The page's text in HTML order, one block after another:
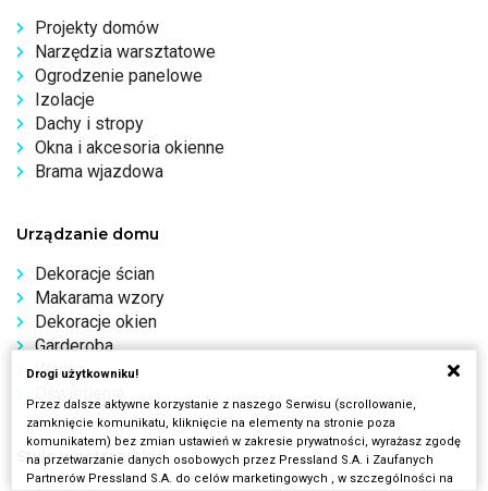
Projekty domów
Narzędzia warsztatowe
Ogrodzenie panelowe
Izolacje
Dachy i stropy
Okna i akcesoria okienne
Brama wjazdowa
Urządzanie domu
Dekoracje ścian
Makarama wzory
Dekoracje okien
Garderoba
Wanna
Style wnętrzarskie
Drogi użytkowniku!
Przez dalsze aktywne korzystanie z naszego Serwisu (scrollowanie,
zamknięcie komunikatu, kliknięcie na elementy na stronie poza
komunikatem) bez zmian ustawień w zakresie prywatności, wyrażasz zgodę
na przetwarzanie danych osobowych przez Pressland S.A. i Zaufanych
Partnerów Pressland S.A. do celów marketingowych , w szczególności na